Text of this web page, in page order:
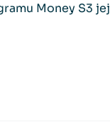
Money S3 jej